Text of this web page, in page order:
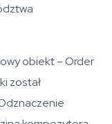
obiekt – Order
został